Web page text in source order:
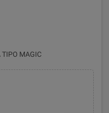
TIPO MAGIC